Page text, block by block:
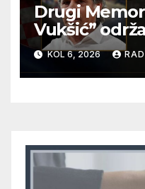
Drugi
Vukšić”
12. kolovoza
KOL 6, 2026